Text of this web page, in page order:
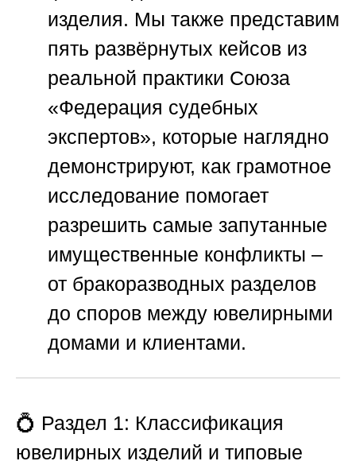
изделия. Мы также представим
пять развёрнутых кейсов из
реальной практики Союза
«Федерация судебных
экспертов», которые наглядно
демонстрируют, как грамотное
исследование помогает
разрешить самые запутанные
имущественные конфликты –
от бракоразводных разделов
до споров между ювелирными
домами и клиентами.
💍 Раздел 1: Классификация
ювелирных изделий и типовые